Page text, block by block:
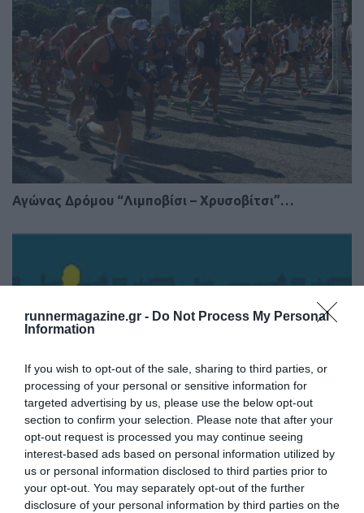
runnermagazine.gr - Do Not Process My Personal
Information
If you wish to opt-out of the sale, sharing to third parties, or
processing of your personal or sensitive information for
targeted advertising by us, please use the below opt-out
section to confirm your selection. Please note that after your
opt-out request is processed you may continue seeing
interest-based ads based on personal information utilized by
us or personal information disclosed to third parties prior to
your opt-out. You may separately opt-out of the further
disclosure of your personal information by third parties on the
Αγώνας Δρόμου “Λιμποβίσι – Χρυσοβίτσι”…
Kallithea Run ’18